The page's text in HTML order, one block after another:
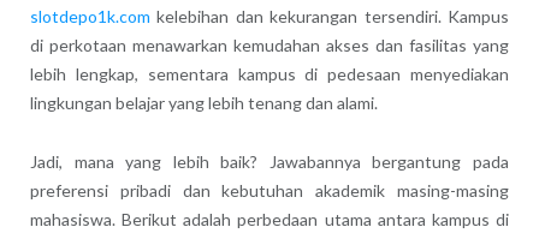
slotdepo1k.com kelebihan dan kekurangan tersendiri. Kampus
di perkotaan menawarkan kemudahan akses dan fasilitas yang
lebih lengkap, sementara kampus di pedesaan menyediakan
lingkungan belajar yang lebih tenang dan alami.
Jadi, mana yang lebih baik? Jawabannya bergantung pada
preferensi pribadi dan kebutuhan akademik masing-masing
mahasiswa. Berikut adalah perbedaan utama antara kampus di